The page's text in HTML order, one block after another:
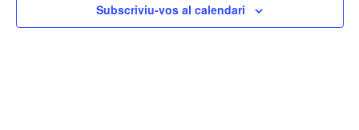
Subscriviu-vos al calendari